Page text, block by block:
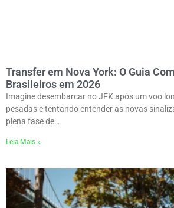
Transfer em Nova York: O Guia
Brasileiros em 2026
Imagine desembarcar no JFK após um voo
pesadas e tentando entender as novas
plena fase de…
Leia Mais »